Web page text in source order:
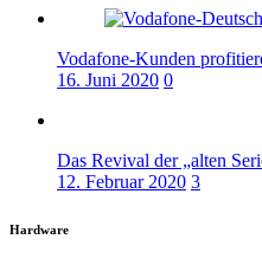
Vodafone-Kunden
16. Juni 2020 0
Das Revival der „alten
12. Februar 2020 3
Hardware